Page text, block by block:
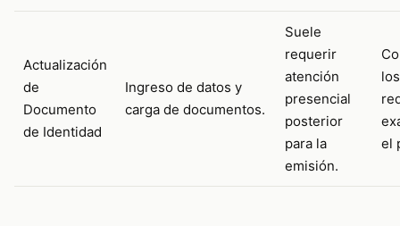
Actualización
de
Documento
de Identidad
Ingreso de datos y
carga de documentos.
Suele
requerir
atención
presencial
posterior
para la
emisión.
los
el